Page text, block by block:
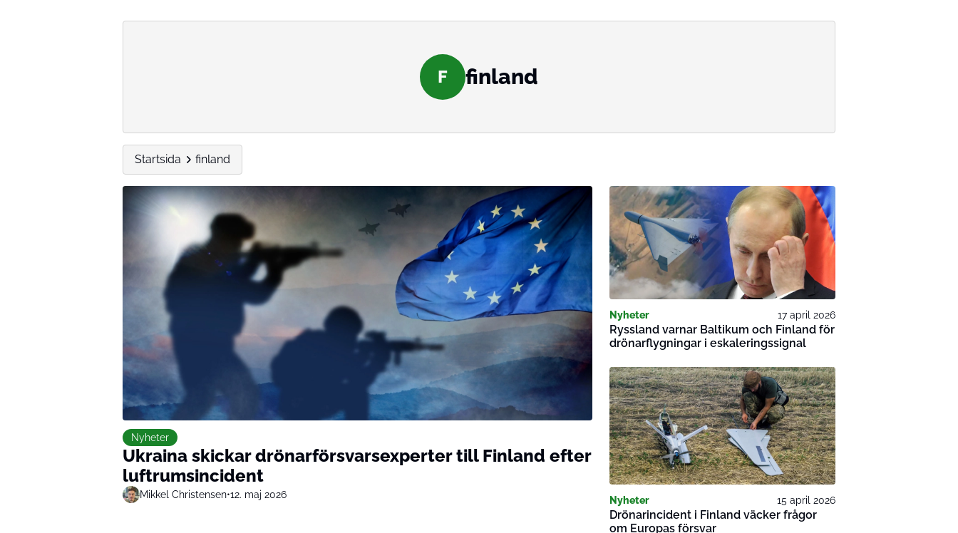
F finland
Startsida finland
Nyheter
Ukraina skickar drönarförsvarsexperter till Finland efter
luftrumsincident
Mikkel Christensen•12. maj 2026
Nyheter 17 april 2026
Ryssland varnar Baltikum och Finland för
drönarflygningar i eskaleringssignal
Nyheter 15 april 2026
Drönarincident i Finland väcker frågor
om Europas försvar